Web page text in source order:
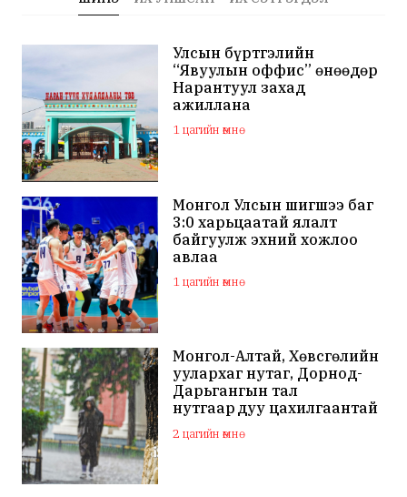
Улсын бүртгэлийн
“Явуулын оффис” өнөөдөр
Нарантуул захад
ажиллана
1 цагийн өмнө
Монгол Улсын шигшээ баг
3:0 харьцаатай ялалт
байгуулж эхний хожлоо
авлаа
1 цагийн өмнө
Монгол-Алтай, Хөвсгөлийн
уулархаг нутаг, Дорнод-
Дарьгангын тал
нутгаар дуу цахилгаантай
аадар бороо орно
2 цагийн өмнө